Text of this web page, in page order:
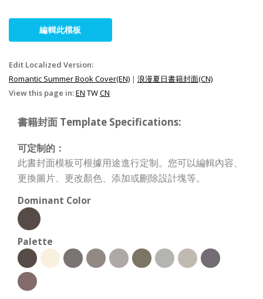
編輯此模板
Edit Localized Version:
Romantic Summer Book Cover(EN) | 浪漫夏日書籍封面(CN)
View this page in:EN TWCN
書籍封面 Template Specifications:
可定制的：
此書封面模板可根據用途進行定制。您可以編輯內容、
更換圖片、更改顏色、添加或刪除設計塊等。
Dominant Color
Palette